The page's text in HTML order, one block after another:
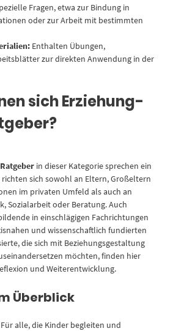
Fragen, etwa zur Bindung in
oder zur Arbeit mit bestimmten
Enthalten Übungen,
zur direkten Anwendung in der
sich Erziehung-
in dieser Kategorie sprechen ein
sich sowohl an Eltern, Großeltern
im privaten Umfeld als auch an
Sozialarbeit oder Beratung. Auch
in einschlägigen Fachrichtungen
und wissenschaftlich fundierten
die sich mit Beziehungsgestaltung
möchten, finden hier
und Weiterentwicklung.
Überblick
Für alle, die Kinder begleiten und